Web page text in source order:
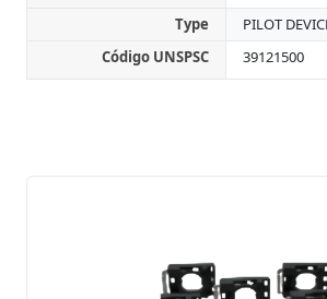
Type
PILOT
Código UNSPSC
39121500